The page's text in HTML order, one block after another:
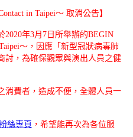
in Taipei～ 取消公告】
2020年3月7日所舉辦的BEGIN
～ ，因應「新型冠狀病毒肺
討，為確保觀眾與演出人員之健
消費者，造成不便，全體人員一
絲專頁 ，希望能再次為各位服